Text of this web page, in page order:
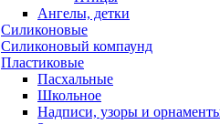
Ангелы, детки
Силиконовые
Силиконовый компаунд
Пластиковые
Пасхальные
Школьное
Надписи, узоры и